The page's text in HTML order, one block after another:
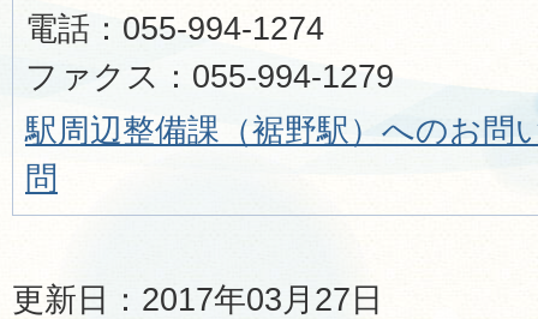
電話：055-994-1274
ファクス：055-994-1279
駅周辺整備課（裾野駅）へのお問
問
更新日：2017年03月27日